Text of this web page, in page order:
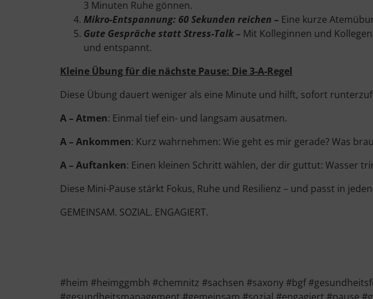
3 Minuten Ruhe gönnen.
Mikro-Entspannung: 60 Sekunden reichen – Eine kurze
Gute Gespräche statt Stress-Talk – Mit Kolleginnen und
und entspannt.
Kleine Übung für die nächste Pause: Die 3-A-Regel
Diese Übung dauert weniger als eine Minute und hilft, sofort
A – Atmen: Einmal tief ein- und langsam ausatmen.
A – Ankommen: Kurz wahrnehmen: Wie geht es mir gerade? Was
A – Auftanken: Einen kleinen Schritt wählen, der dir guttut: Wasser
Diese Mini-Pause stärkt Fokus, Ruhe und Resilienz – und passt in
GEMEINSAM. SOZIAL. ENGAGIERT.
#heim #heimggmbh #chemnitz #sachsen #saxony #bgf